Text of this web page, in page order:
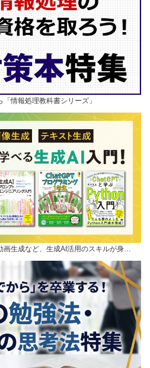
情報処理教科書シリーズ」
画生成など、生成AI活用のスキルが身…